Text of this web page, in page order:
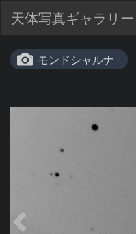
天体写真ギャラリー
モンドシャルナ